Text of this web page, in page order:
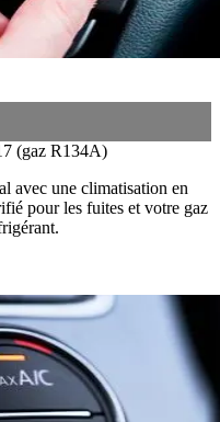
(gaz R134A)
avec une climatisation en
pour les fuites et votre gaz